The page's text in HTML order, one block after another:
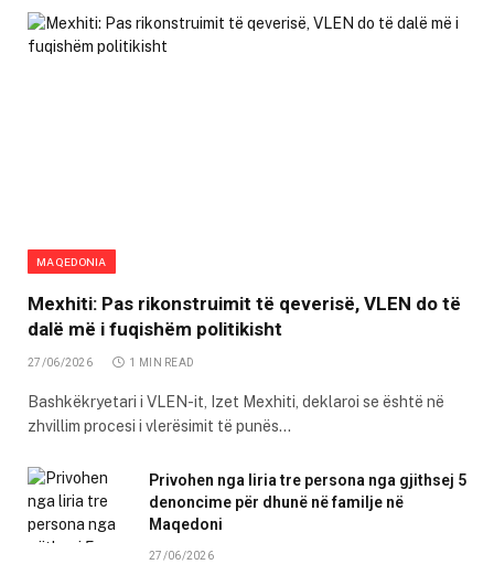
MAQEDONIA
Mexhiti: Pas rikonstruimit të qeverisë, VLEN do të
dalë më i fuqishëm politikisht
27/06/2026 1 MIN READ
Bashkëkryetari i VLEN-it, Izet Mexhiti, deklaroi se është në
zhvillim procesi i vlerësimit të punës…
Privohen nga liria tre persona nga gjithsej 5
denoncime për dhunë në familje në
Maqedoni
27/06/2026